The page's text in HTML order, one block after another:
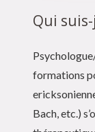
Qui suis-
formations
Bach, etc.)